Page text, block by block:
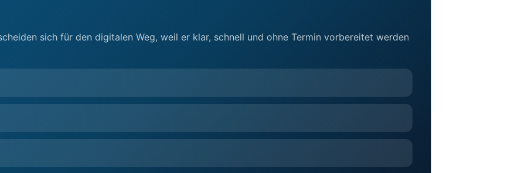
sich für den digitalen Weg, weil er klar, schnell und ohne Termin vorbereitet werden